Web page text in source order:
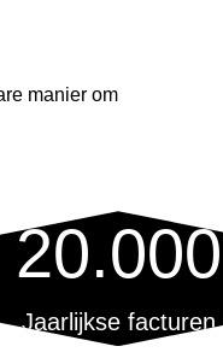
manier om
20.000
Jaarlijkse facturen